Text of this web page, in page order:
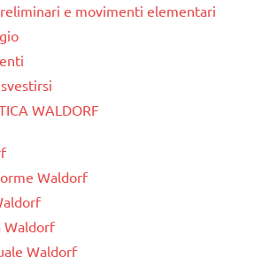
e movimenti elementari
WALDORF
Waldorf
Waldorf
Waldorf